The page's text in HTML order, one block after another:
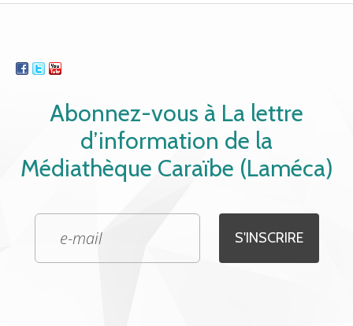
Abonnez-vous à La lettre
d’information de la
Médiathèque Caraïbe (Laméca)